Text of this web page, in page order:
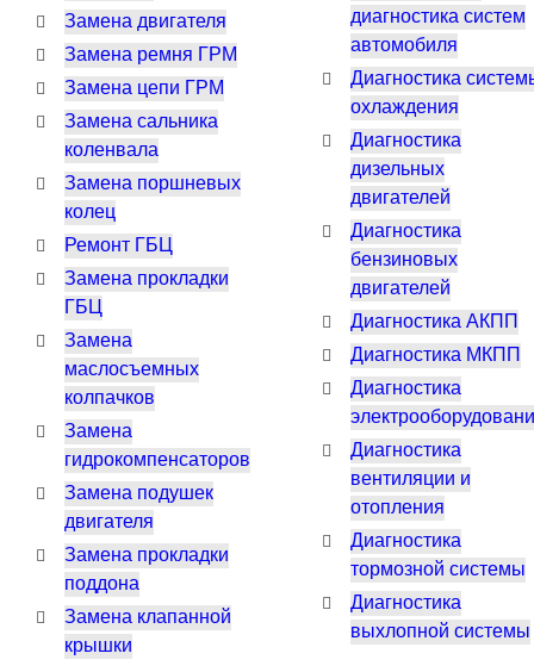
Замена двигателя
Замена ремня ГРМ
Замена цепи ГРМ
Замена сальника
коленвала
Замена поршневых
колец
Ремонт ГБЦ
Замена прокладки
ГБЦ
Замена
маслосъемных
колпачков
Замена
гидрокомпенсаторов
Замена подушек
двигателя
Замена прокладки
поддона
Замена клапанной
крышки
диагностика систем
автомобиля
Диагностика
охлаждения
Диагностика
дизельных
двигателей
Диагностика
бензиновых
двигателей
Диагностика АКПП
Диагностика МКПП
Диагностика
Диагностика
вентиляции и
отопления
Диагностика
тормозной системы
Диагностика
выхлопной системы